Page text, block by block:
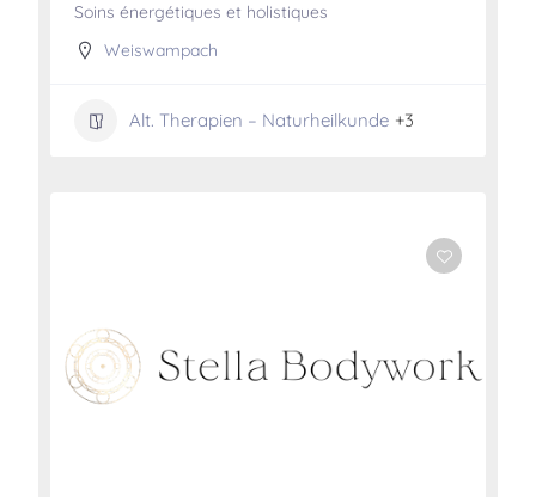
Soins énergétiques et holistiques
Weiswampach
Alt. Therapien – Naturheilkunde +3